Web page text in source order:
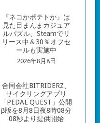
『ネコかポテトか』は
見た目まんまカジュア
ルパズル、Steamでリ
リース中＆30％オフセ
ールも実施中
2026年8月8日
合同会社BITRIDERZ、
サイクリングアプリ
「PEDAL QUEST」公開
β版を8月8日夜8時08分
08秒より提供開始